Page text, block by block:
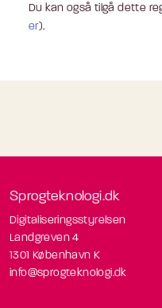
Du kan også tilgå dette
er).
Sprogteknologi.dk
Digitaliseringsstyrelsen
Landgreven 4
1301 København K
info@sprogteknologi.dk